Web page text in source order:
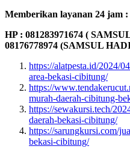
Memberikan layanan 24 jam :
HP : 081283971674 (
08176778974 (SAMSUL
https://alatpesta.id/2024/
area-bekasi-cibitung/
https://
murah-daerah-cibitung-
https://sewakursi.tech/
daerah-bekasi-cibitung/
https://sarungkursi.com/
bekasi-cibitung/